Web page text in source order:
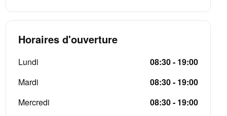
Horaires d'ouverture
Lundi
08:30 - 19:00
Mardi
08:30 - 19:00
Mercredi
08:30 - 19:00